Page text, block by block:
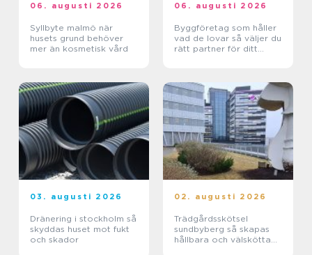
06. augusti 2026
Syllbyte malmö när
husets grund behöver
mer än kosmetisk vård
06. augusti 2026
Byggföretag som håller
vad de lovar så väljer du
rätt partner för ditt
03. augusti 2026
Dränering i stockholm så
skyddas huset mot fukt
och skador
02. augusti 2026
Trädgårdsskötsel
sundbyberg så skapas
hållbara och välskötta